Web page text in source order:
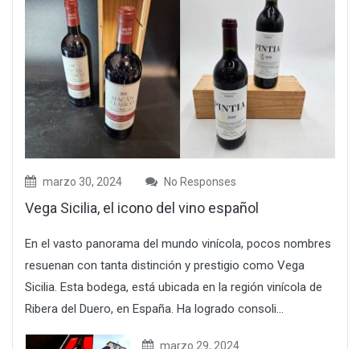
marzo 30, 2024 No Responses
Vega Sicilia, el icono del vino español
En el vasto panorama del mundo vinícola, pocos nombres
resuenan con tanta distinción y prestigio como Vega
Sicilia. Esta bodega, está ubicada en la región vinícola de
Ribera del Duero, en España. Ha logrado consoli...
marzo 29, 2024